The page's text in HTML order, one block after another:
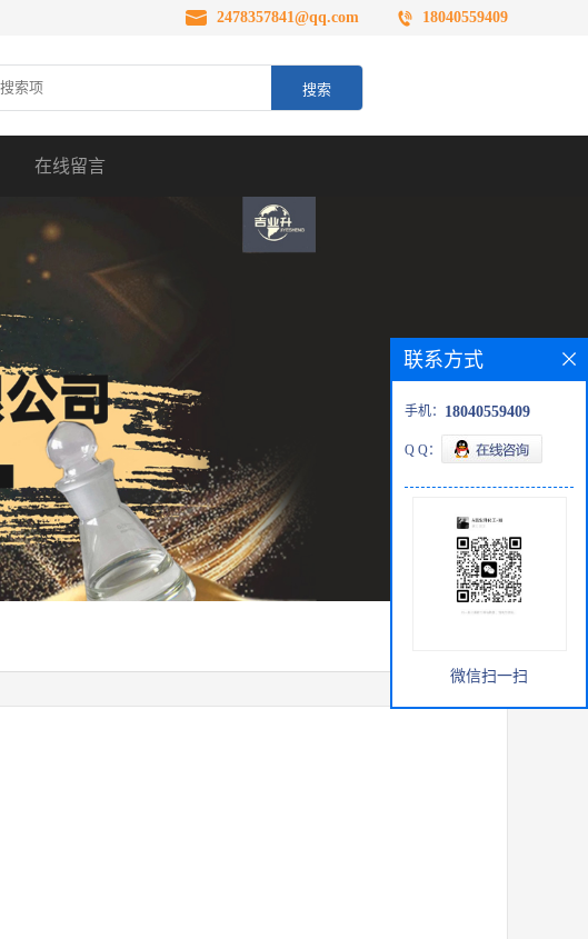
2478357841@qq.com 18040559409
在线留言
联系方式
手机： 18040559409
Q Q：
微信扫一扫